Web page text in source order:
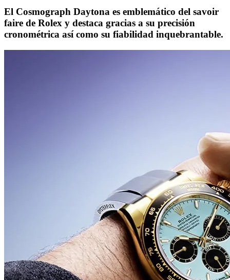
El Cosmograph Daytona es emblemático del savoir
faire de Rolex y destaca gracias a su precisión
cronométrica así como su fiabilidad inquebrantable.